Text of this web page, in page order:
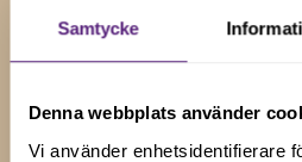
Samtycke
Denna webbplats använder
Vi använder enhetsidentifierare
Karin Strandberg
Advokat och Partner